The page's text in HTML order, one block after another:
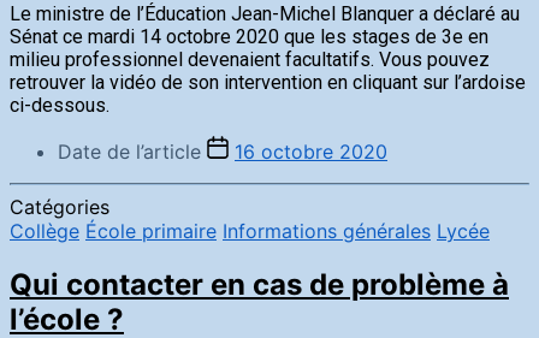
Le ministre de l’Éducation Jean-Michel Blanquer a déclaré au
Sénat ce mardi 14 octobre 2020 que les stages de 3e en
milieu professionnel devenaient facultatifs. Vous pouvez
retrouver la vidéo de son intervention en cliquant sur l’ardoise
ci-dessous.
Date de l’article 16 octobre 2020
Catégories
Collège École primaire Informations générales Lycée
Qui contacter en cas de problème à
l’école ?